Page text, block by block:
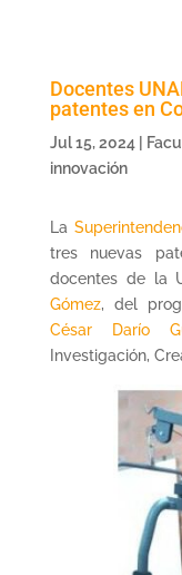
Docentes
patentes en
Jul 15, 2024|
innovación
La
tres nuevas
docentes de la
Gómez, del
César Darío
Investigación,